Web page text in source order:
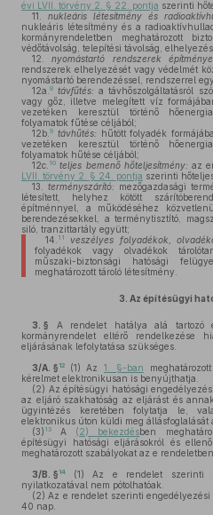
évi LVII. törvény 2. § 22. pontja szerinti
11.
nukleáris létesítmény és
nukleáris létesítmény és a
kormányrendeletben meghatározott
védőtávolság, telepítési távolság,
12.
nyomástartó rendszerek
rendszerek elhelyezését vagy védelmét
nyomástartó berendezéssel, rendszerrel
12a. 8 távfűtés: a távhőszolgáltatásról
vagy gőz, illetve melegített víz
vezetéken keresztül történő
folyamatok fűtése céljából;
12b. 9 távhűtés: hűtött folyadék
vezetéken keresztül történő
folyamatok hűtése céljából;
12c. 10 teljes bemenő hőteljesítmény: az
LVII. törvény 2. § 24. pontja szerinti
13.
terményszárító: mezőgazdasági
létesített, helyhez kötött
építménnyel, a működéséhez
berendezésekkel, a terménytisztító,
siló, tranzittartály együtt;
14. 11 veszélyes folyadékok,
folyadékok vagy olvadékok
műszaki-biztonsági hatósági
meghatározott tároló létesítmény.
3. Az építésügyi
3. § A rendelet hatálya alá tartozó
kormányrendelet eltérő rendelkezése
eljárásának lefolytatása szükséges.
3/A. § 12 (1) Az1. §-ban
kérelmet elektronikusan is benyújthatja.
(2) Az építésügyi hatósági
az eljáró szakhatóság az eljárást és
ügyintézés keretében folytatja le,
elektronikus úton küldi meg állásfoglalását
(3) 13 A (2) bekezdésben
építésügyi hatósági eljárásokról és
meghatározott szabályokat az e
3/B. § 14 (1) Az e rendelet szerinti
nyilatkozatával nem pótolhatóak.
(2) Az e rendelet szerinti
40 nap.